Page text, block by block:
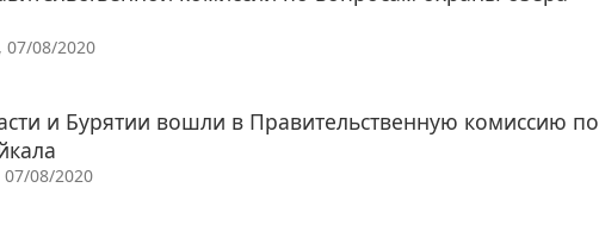
08/2020
и Бурятии вошли в Правительственную комиссию по
08/2020